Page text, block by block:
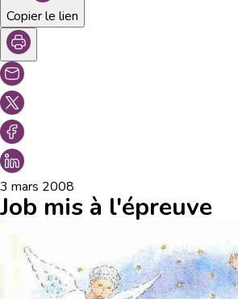
Copier le lien
3 mars 2008
Job mis à l'épreuve